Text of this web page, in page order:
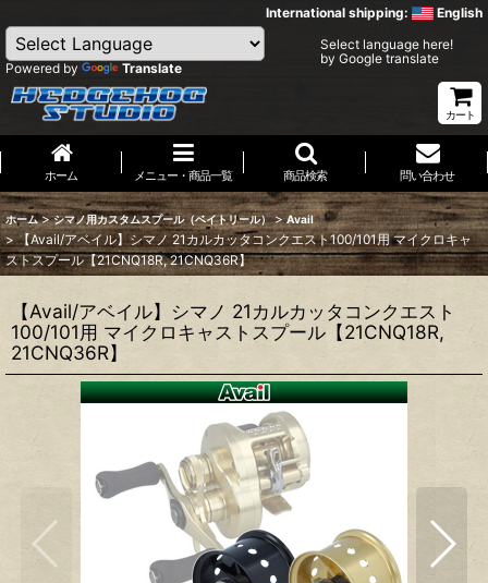
International shipping: English
Powered by Translate
Select language here!
by Google translate
カート
ホーム メニュー・商品一覧 商品検索 問い合わせ
ホーム > シマノ用カスタムスプール（ベイトリール） > Avail
> 【Avail/アベイル】シマノ 21カルカッタコンクエスト100/101用 マイクロキャ
ストスプール【21CNQ18R, 21CNQ36R】
【Avail/アベイル】シマノ 21カルカッタコンクエスト
100/101用 マイクロキャストスプール【21CNQ18R,
21CNQ36R】